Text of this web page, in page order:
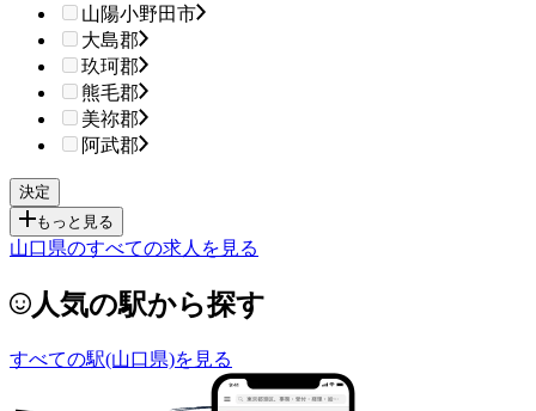
山陽小野田市
大島郡
玖珂郡
熊毛郡
美祢郡
阿武郡
もっと見る
山口県のすべての求人を見る
人気の駅から探す
すべての駅(山口県)を見る